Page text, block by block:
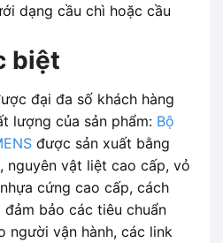
dạng cầu chì hoặc cầu
biệt
đại đa số khách hàng
lượng của sản phẩm: Bộ
được sản xuất bằng
nguyên vật liệt cao cấp, vỏ
cứng cao cấp, cách
bảo các tiêu chuẩn
người vận hành, các link